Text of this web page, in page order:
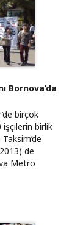
Bornova’da
birçok
işçilerin birlik
de
Metro